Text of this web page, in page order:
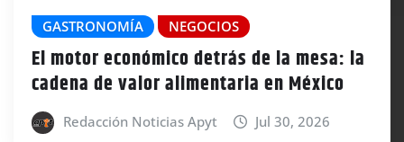
GASTRONOMÍA NEGOCIOS
El motor económico detrás de la mesa: la
cadena de valor alimentaria en México
Redacción Noticias Apyt Jul 30, 2026